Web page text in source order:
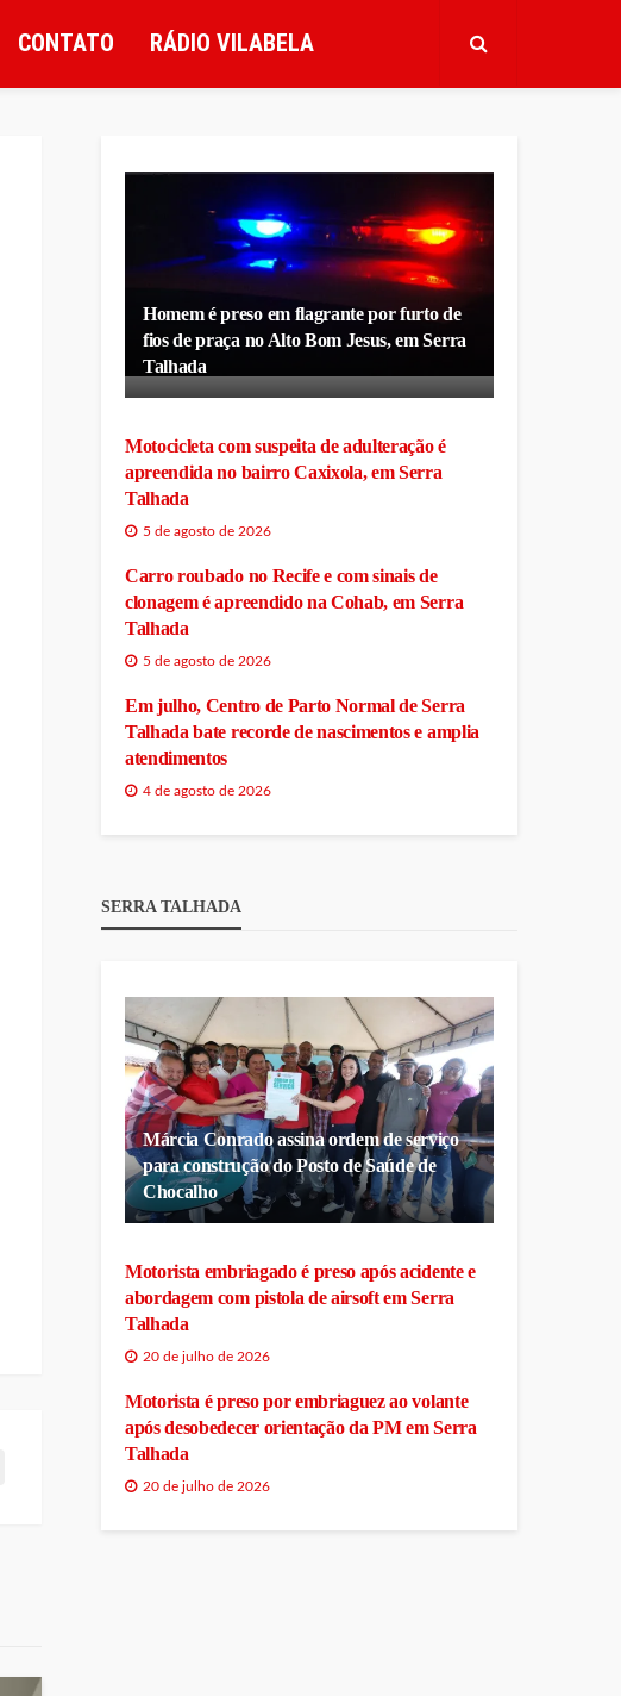
CONTATO RÁDIO VILABELA
Homem é preso em flagrante por furto de
fios de praça no Alto Bom Jesus, em Serra
Talhada
Motocicleta com suspeita de adulteração é
apreendida no bairro Caxixola, em Serra
Talhada
5 de agosto de 2026
Carro roubado no Recife e com sinais de
clonagem é apreendido na Cohab, em Serra
Talhada
5 de agosto de 2026
Em julho, Centro de Parto Normal de Serra
Talhada bate recorde de nascimentos e amplia
atendimentos
4 de agosto de 2026
SERRA TALHADA
Márcia Conrado assina ordem de serviço
para construção do Posto de Saúde de
Chocalho
Motorista embriagado é preso após acidente e
abordagem com pistola de airsoft em Serra
Talhada
20 de julho de 2026
Motorista é preso por embriaguez ao volante
após desobedecer orientação da PM em Serra
Talhada
20 de julho de 2026